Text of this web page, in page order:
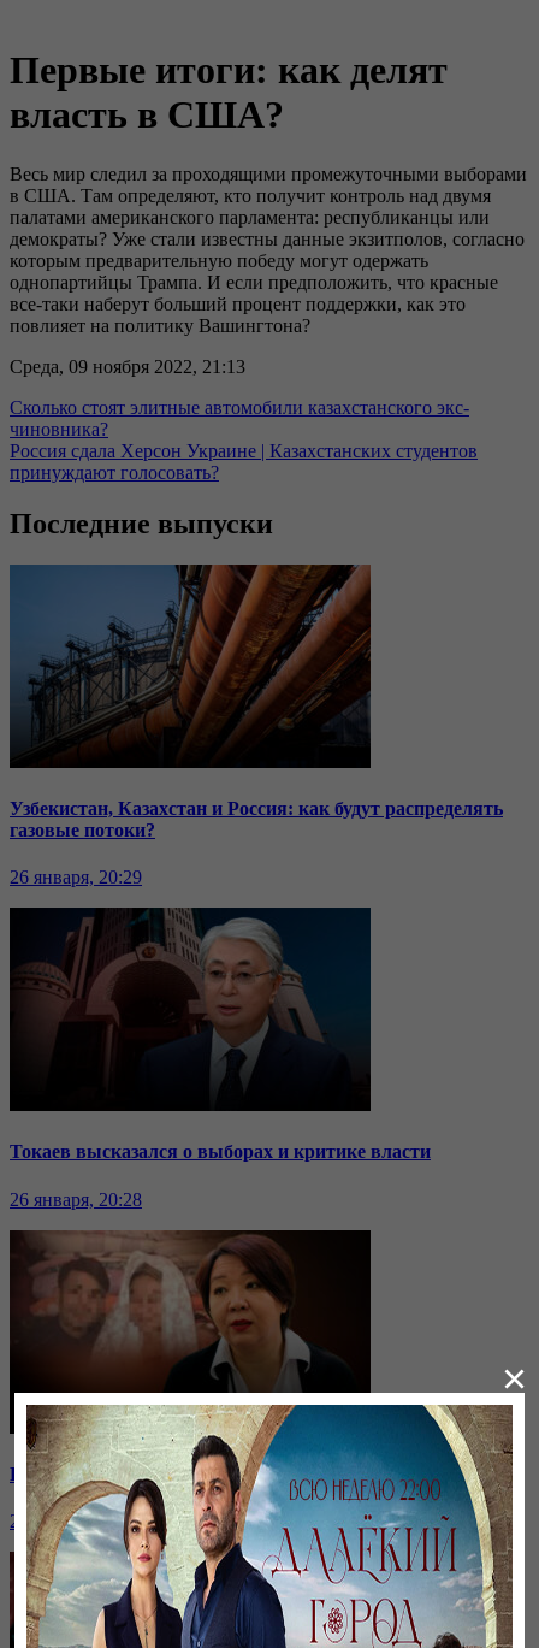
Первые итоги: как делят
власть в США?
Весь мир следил за проходящими промежуточными выборами
в США. Там определяют, кто получит контроль над двумя
палатами американского парламента: республиканцы или
демократы? Уже стали известны данные экзитполов, согласно
которым предварительную победу могут одержать
однопартийцы Трампа. И если предположить, что красные
все-таки наберут больший процент поддержки, как это
повлияет на политику Вашингтона?
Среда, 09 ноября 2022, 21:13
Сколько стоят элитные автомобили казахстанского экс-
чиновника?
Россия сдала Херсон Украине | Казахстанских студентов
принуждают голосовать?
Последние выпуски
Узбекистан, Казахстан и Россия: как будут распределять
газовые потоки?
26 января, 20:29
Токаев высказался о выборах и критике власти
26 января, 20:28
Ранние браки в Казахстане: нужен ли закон о запрете?
26 января, 20:28
×